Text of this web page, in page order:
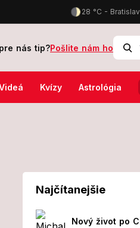
letisku: Na mieste zasahujú
nás tip?Pošlite nám ho
Kvízy Astrológia
Najčítanejšie
Nový život po